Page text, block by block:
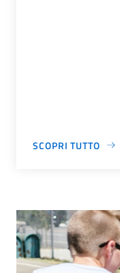
SCOPRI TUTTO